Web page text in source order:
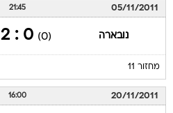
05/11/2011
21:45
נובארה (0)
0 : 2
מחזור 11
20/11/2011
16:00